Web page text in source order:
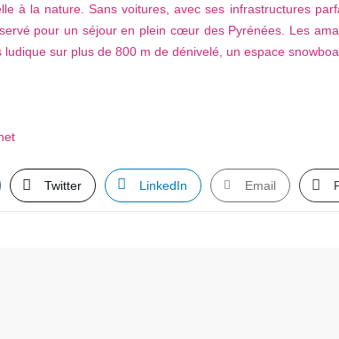
à la nature. Sans voitures, avec ses infrastructures
pour un séjour en plein cœur des Pyrénées. Les
ludique sur plus de 800 m de dénivelé, un espace
Twitter LinkedIn Email